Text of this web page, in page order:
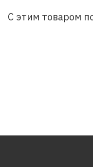
С этим товаром